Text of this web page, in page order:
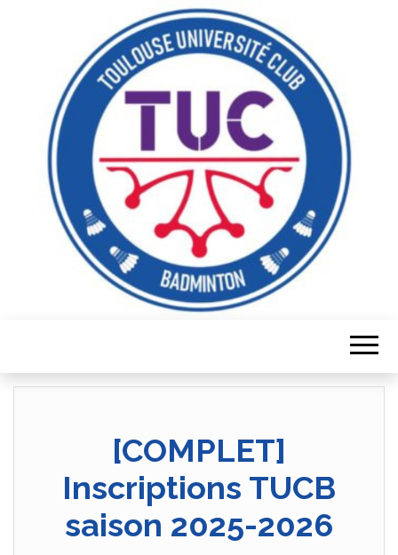
TUC
BADMINTON
Serve it, smash it, win it, love it!
[COMPLET]
Inscriptions TUCB
saison 2025-2026